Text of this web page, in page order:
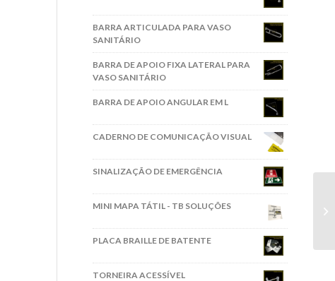
BARRA ARTICULADA PARA VASO
SANITÁRIO
BARRA DE APOIO FIXA LATERAL PARA
VASO SANITÁRIO
BARRA DE APOIO ANGULAR EM L
CADERNO DE COMUNICAÇÃO VISUAL
SINALIZAÇÃO DE EMERGÊNCIA
MINI MAPA TÁTIL - TB SOLUÇÕES
PLACA BRAILLE DE BATENTE
TORNEIRA ACESSÍVEL